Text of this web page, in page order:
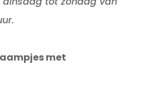
met